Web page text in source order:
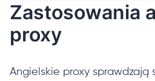
Zastosowania
proxy
Angielskie proxy sprawdzają